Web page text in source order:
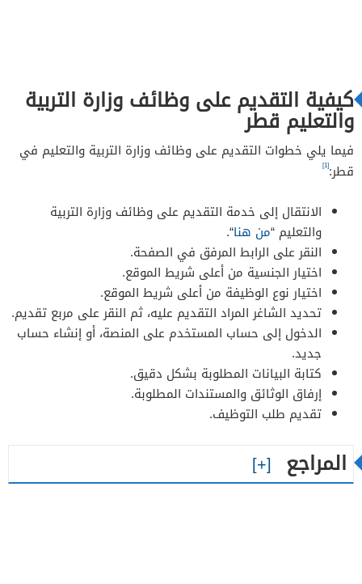
كيفية التقديم على وظائف وزارة التربية
والتعليم قطر
فيما يلي خطوات التقديم على وظائف وزارة التربية والتعليم في
قطر:[1]
الانتقال إلى خدمة التقديم على وظائف وزارة التربية
والتعليم “من هنا“.
النقر على الرابط المرفق في الصفحة.
اختيار الجنسية من أعلى شريط الموقع.
اختيار نوع الوظيفة من أعلى شريط الموقع.
تحديد الشاغر المراد التقديم عليه، ثم النقر على مربع تقديم.
الدخول إلى حساب المستخدم على المنصة، أو إنشاء حساب
جديد.
كتابة البيانات المطلوبة بشكل دقيق.
إرفاق الوثائق والمستندات المطلوبة.
تقديم طلب التوظيف.
المراجع